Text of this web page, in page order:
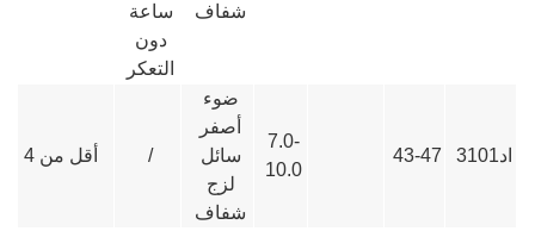
شفاف
ساعة
دون
التعكر
اد3101 43-47
7.0-
10.0
ضوء
أصفر
سائل
لزج
شفاف
/ أقل من 4